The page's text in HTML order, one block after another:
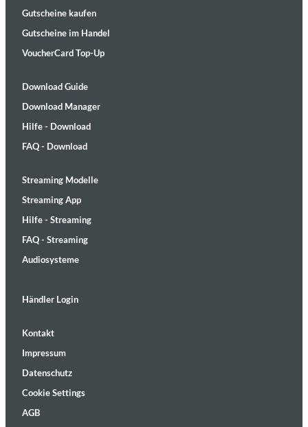
Gutscheine kaufen
Gutscheine im Handel
VoucherCard Top-Up
Download Guide
Download Manager
Hilfe - Download
FAQ - Download
Streaming Modelle
Streaming App
Hilfe - Streaming
FAQ - Streaming
Audiosysteme
Händler Login
Kontakt
Impressum
Datenschutz
Cookie Settings
AGB